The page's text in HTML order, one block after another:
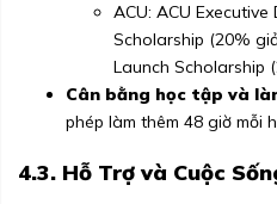
ACU: ACU
Scholarship (20%
Launch Scholarship
Cân bằng học tập và
phép làm thêm 48 giờ mỗi
4.3. Hỗ Trợ và Cuộc